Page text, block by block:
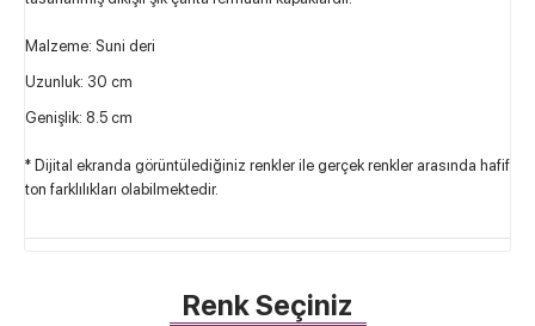
Malzeme: Suni deri
Uzunluk: 30 cm
Genişlik: 8.5 cm
* Dijital ekranda görüntülediğiniz renkler ile gerçek renkler arasında hafif
ton farklılıkları olabilmektedir.
Renk Seçiniz